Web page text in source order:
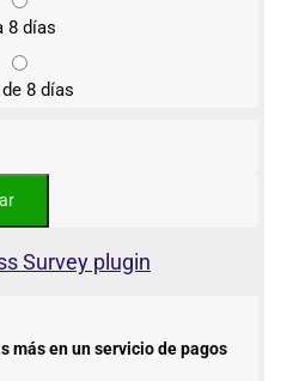
8 días
8 días
Survey plugin
más en un servicio de pagos